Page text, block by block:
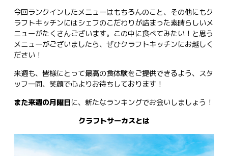
今回ランクインしたメニューはもちろんのこと、その他にもク
ラフトキッチンにはシェフのこだわりが詰まった素晴らしいメ
ニューがたくさんございます。この中に食べてみたい！と思う
メニューがございましたら、ぜひクラフトキッチンにお越しく
ださい！
来週も、皆様にとって最高の食体験をご提供できるよう、スタ
ッフ一同、笑顔で心よりお待ちしております！
また来週の月曜日に、新たなランキングでお会いしましょう！
クラフトサーカスとは